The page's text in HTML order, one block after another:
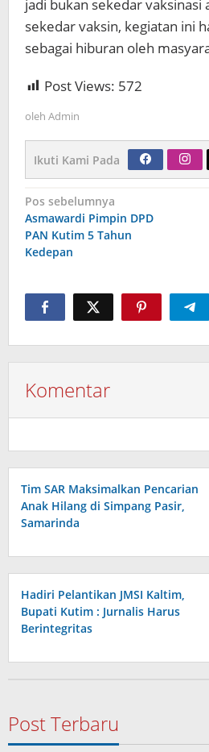
jadi bukan sekedar vaksinasi
sekedar vaksin, kegiatan ini
sebagai hiburan oleh
Post Views: 572
oleh Admin
Ikuti Kami Pada
Navigasi
pos
Pos sebelumnya
Asmawardi Pimpin DPD
PAN Kutim 5 Tahun
Kedepan
Komentar
Tim SAR Maksimalkan Pencarian
Anak Hilang di Simpang Pasir,
Samarinda
Hadiri Pelantikan JMSI Kaltim,
Bupati Kutim : Jurnalis Harus
Berintegritas
Post Terbaru